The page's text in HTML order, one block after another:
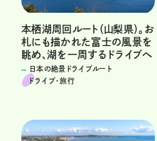
本栖湖周回ルート（山梨県）。お
札にも描かれた富士の風景を
眺め、湖を一周するドライブへ
日本の絶景ドライブルート
ドライブ･旅行